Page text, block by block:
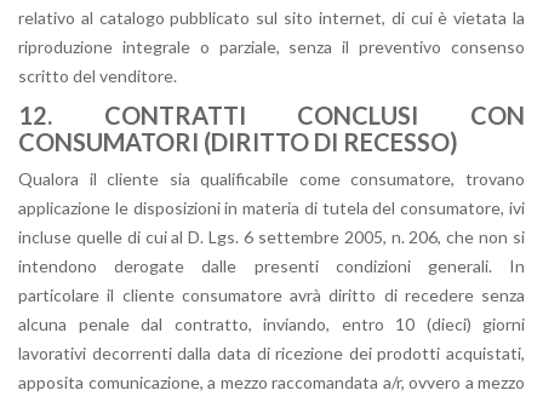
relativo al catalogo pubblicato sul sito internet, di cui è vietata la
riproduzione integrale o parziale, senza il preventivo consenso
scritto del venditore.
12. CONTRATTI CONCLUSI CON
CONSUMATORI (DIRITTO DI RECESSO)
Qualora il cliente sia qualificabile come consumatore, trovano
applicazione le disposizioni in materia di tutela del consumatore, ivi
incluse quelle di cui al D. Lgs. 6 settembre 2005, n. 206, che non si
intendono derogate dalle presenti condizioni generali. In
particolare il cliente consumatore avrà diritto di recedere senza
alcuna penale dal contratto, inviando, entro 10 (dieci) giorni
lavorativi decorrenti dalla data di ricezione dei prodotti acquistati,
apposita comunicazione, a mezzo raccomandata a/r, ovvero a mezzo